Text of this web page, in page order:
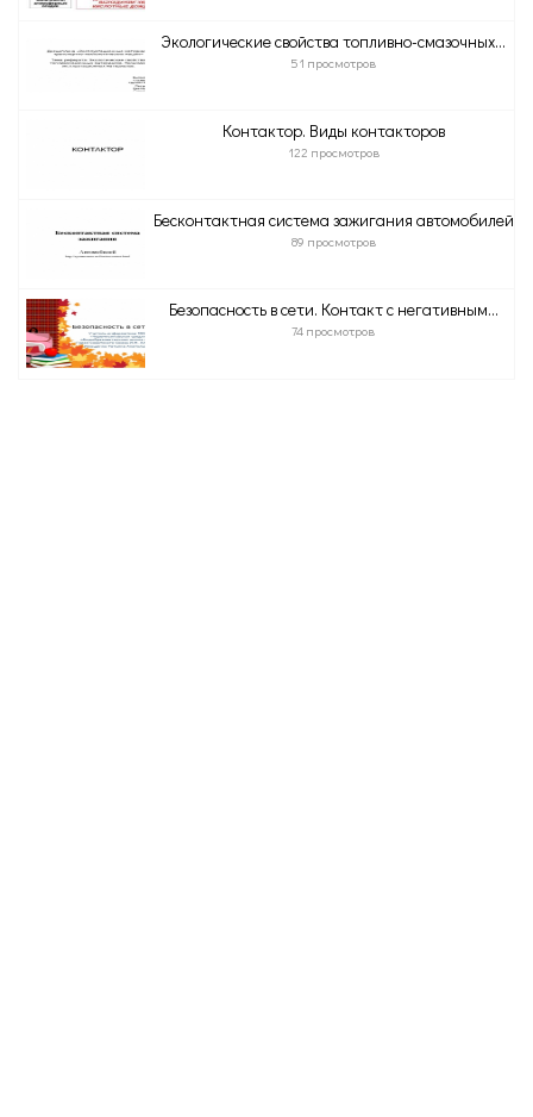
Экологические свойства топливно-смазочных...
51 просмотров
Контактор. Виды контакторов
122 просмотров
Бесконтактная система зажигания автомобилей
89 просмотров
Безопасность в сети. Контакт с негативным...
74 просмотров